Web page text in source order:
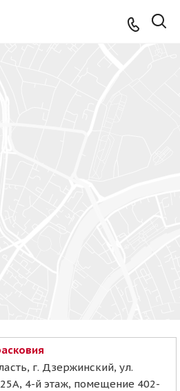
г. Дзержинский, ул.
4-й этаж, помещение 402-